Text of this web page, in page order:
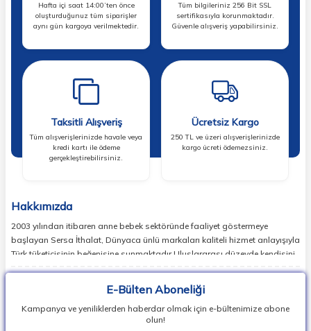
Hafta içi saat 14:00’ten önce
oluşturduğunuz tüm siparişler
aynı gün kargoya verilmektedir.
Tüm bilgileriniz 256 Bit SSL
sertifikasıyla korunmaktadır.
Güvenle alışveriş yapabilirsiniz.
Taksitli Alışveriş
Tüm alışverişlerinizde havale veya
kredi kartı ile ödeme
gerçekleştirebilirsiniz.
Ücretsiz Kargo
250 TL ve üzeri alışverişlerinizde
kargo ücreti ödemezsiniz.
Hakkımızda
2003 yılından itibaren anne bebek sektöründe faaliyet göstermeye
başlayan Sersa İthalat, Dünyaca ünlü markaları kaliteli hizmet anlayışıyla
Türk tüketicisinin beğenisine sunmaktadır.Uluslararası düzeyde kendisini
ispatlamış en doğru markaları sizlerle buluşturan Sersa İthalat,
Dünyada en popüler bebek markalarının ürün koleksiyonlarının
vipbebek.com ile satışını sağlıyor, Herkesin kolay ulaşabilmesi adına
Dünyada en popüler bebek markalarının ürün koleksiyonlarını uygun fiyat
E-Bülten Aboneliği
Kampanya ve yeniliklerden haberdar olmak için e-bültenimize abone
olun!